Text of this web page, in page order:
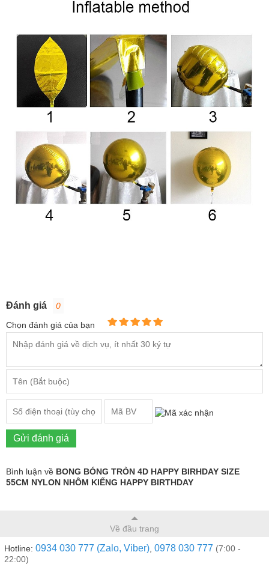
Đánh giá
0
Chọn đánh giá của bạn
Gửi đánh giá
Bình luận về BONG BÓNG TRÒN 4D HAPPY BIRHDAY SIZE
55CM NYLON NHÔM KIẾNG HAPPY BIRTHDAY
Về đầu trang
Hotline: 0934 030 777 (Zalo, Viber), 0978 030 777 (7:00 -
22:00)